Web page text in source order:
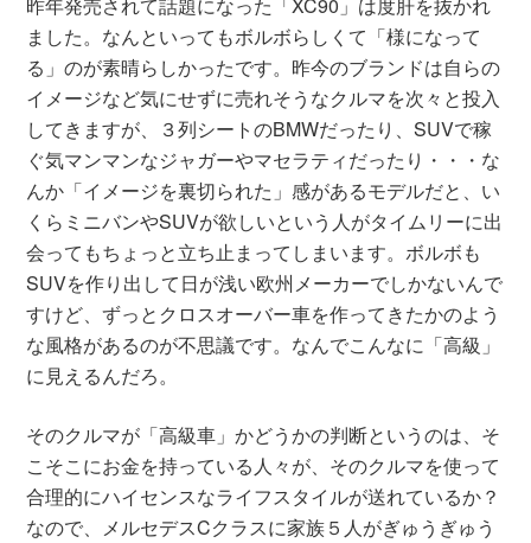
ました。なんといってもボルボらしくて「様になって
る」のが素晴らしかったです。昨今のブランドは自らの
イメージなど気にせずに売れそうなクルマを次々と投入
してきますが、３列シートのBMWだったり、SUVで稼
ぐ気マンマンなジャガーやマセラティだったり・・・な
んか「イメージを裏切られた」感があるモデルだと、い
くらミニバンやSUVが欲しいという人がタイムリーに出
会ってもちょっと立ち止まってしまいます。ボルボも
SUVを作り出して日が浅い欧州メーカーでしかないんで
すけど、ずっとクロスオーバー車を作ってきたかのよう
な風格があるのが不思議です。なんでこんなに「高級」
に見えるんだろ。
そのクルマが「高級車」かどうかの判断というのは、そ
こそこにお金を持っている人々が、そのクルマを使って
合理的にハイセンスなライフスタイルが送れているか？
なので、メルセデスCクラスに家族５人がぎゅうぎゅう